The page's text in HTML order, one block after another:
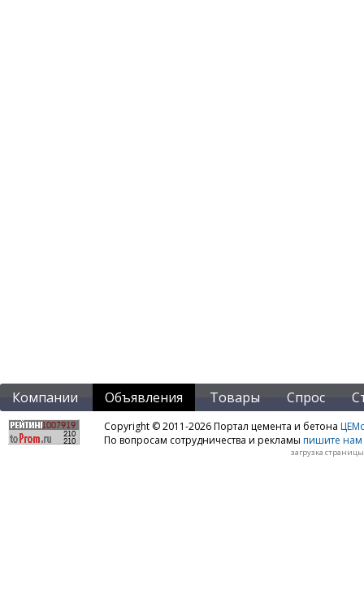
Компании Объявления Товары Спрос
Copyright © 2011-2026 Портал цемента и бетона
По вопросам сотрудничества и рекламы пишите нам
загрузка